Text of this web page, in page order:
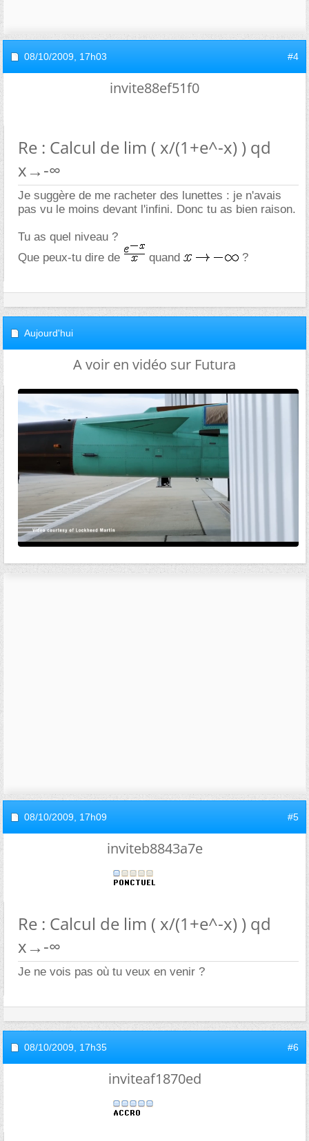
08/10/2009, 17h03 #4
invite88ef51f0
Re : Calcul de lim ( x/(1+e^-x) ) qd
x→-∞
Je suggère de me racheter des lunettes : je n'avais
pas vu le moins devant l'infini. Donc tu as bien raison.
Tu as quel niveau ?
Que peux-tu dire de
quand ?
Aujourd'hui
A voir en vidéo sur Futura
08/10/2009, 17h09 #5
inviteb8843a7e
Re : Calcul de lim ( x/(1+e^-x) ) qd
x→-∞
Je ne vois pas où tu veux en venir ?
08/10/2009, 17h35 #6
inviteaf1870ed